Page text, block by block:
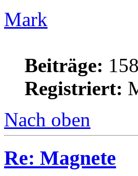
Mark
Beiträge: 158
Registriert:
Nach oben
Re: Magnete